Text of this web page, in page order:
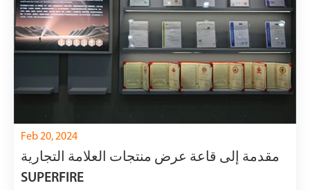
Feb 20, 2024
مقدمة إلى قاعة عرض منتجات العلامة التجارية
SUPERFIRE